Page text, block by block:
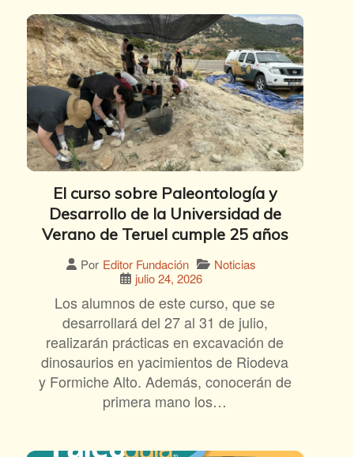
El curso sobre Paleontología y
Desarrollo de la Universidad de
Verano de Teruel cumple 25 años
Por Editor Fundación
Noticias
julio 24, 2026
Los alumnos de este curso, que se
desarrollará del 27 al 31 de julio,
realizarán prácticas en excavación de
dinosaurios en yacimientos de Riodeva
y Formiche Alto. Además, conocerán de
primera mano los…